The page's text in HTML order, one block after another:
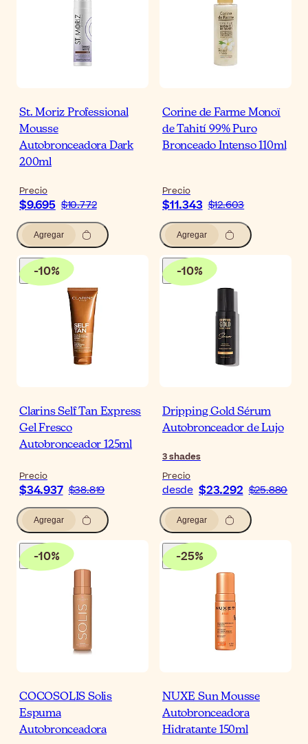
St. Moriz Professional
Mousse
Autobronceadora Dark
200ml
Precio
$9.695 $10.772
Agregar
Corine de Farme Monoï
de Tahití 99% Puro
Bronceado Intenso 110ml
Precio
$11.343 $12.603
Agregar
-10%
Clarins Self Tan Express
Gel Fresco
Autobronceador 125ml
Precio
$34.937 $38.819
Agregar
-10%
Dripping Gold Sérum
Autobronceador de Lujo
3shades
Precio
desde $23.292 $25.880
Agregar
-10%
COCOSOLIS Solis
Espuma
Autobronceadora
-25%
NUXE Sun Mousse
Autobronceadora
Hidratante 150ml